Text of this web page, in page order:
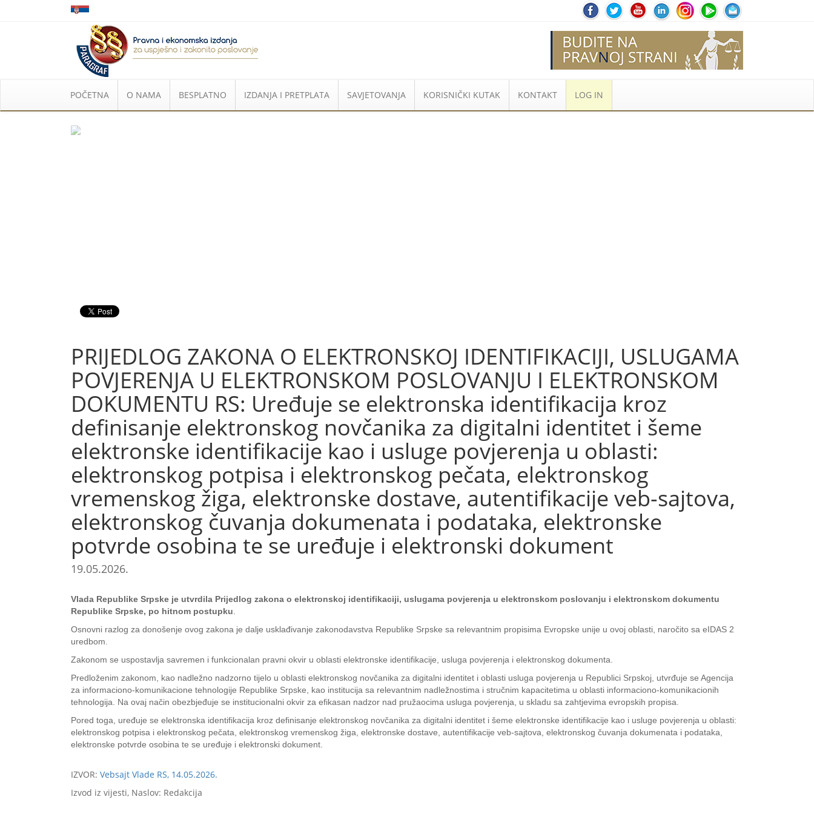
POČETNA O NAMA BESPLATNO IZDANJA I PRETPLATA SAVJETOVANJA KORISNIČKI KUTAK KONTAKT LOG IN
PRIJEDLOG ZAKONA O ELEKTRONSKOJ IDENTIFIKACIJI, USLUGAMA
POVJERENJA U ELEKTRONSKOM POSLOVANJU I ELEKTRONSKOM
DOKUMENTU RS: Uređuje se elektronska identifikacija kroz
definisanje elektronskog novčanika za digitalni identitet i šeme
elektronske identifikacije kao i usluge povjerenja u oblasti:
elektronskog potpisa i elektronskog pečata, elektronskog
vremenskog žiga, elektronske dostave, autentifikacije veb-sajtova,
elektronskog čuvanja dokumenata i podataka, elektronske
potvrde osobina te se uređuje i elektronski dokument
19.05.2026.
Vlada Republike Srpske je utvrdila Prijedlog zakona o elektronskoj identifikaciji, uslugama povjerenja u elektronskom poslovanju i elektronskom dokumentu
Republike Srpske, po hitnom postupku
Osnovni razlog za donošenje ovog zakona je dalje usklađivanje zakonodavstva Republike Srpske sa relevantnim propisima Evropske unije u ovoj oblasti, naročito sa eIDAS 2
uredbom.
Zakonom se uspostavlja savremen i funkcionalan pravni okvir u oblasti elektronske identifikacije, usluga povjerenja i elektronskog dokumenta.
Predloženim zakonom, kao nadležno nadzorno tijelo u oblasti elektronskog novčanika za digitalni identitet i oblasti usluga povjerenja u Republici Srpskoj, utvrđuje se Agencija
za informaciono-komunikacione tehnologije Republike Srpske, kao institucija sa relevantnim nadležnostima i stručnim kapacitetima u oblasti informaciono-komunikacionih
tehnologija. Na ovaj način obezbjeđuje se institucionalni okvir za efikasan nadzor nad pružaocima usluga povjerenja, u skladu sa zahtjevima evropskih propisa.
Pored toga, uređuje se elektronska identifikacija kroz definisanje elektronskog novčanika za digitalni identitet i šeme elektronske identifikacije kao i usluge povjerenja u oblasti:
elektronskog potpisa i elektronskog pečata, elektronskog vremenskog žiga, elektronske dostave, autentifikacije veb-sajtova, elektronskog čuvanja dokumenata i podataka,
elektronske potvrde osobina te se uređuje i elektronski dokument.
IZVOR: Vebsajt Vlade RS, 14.05.2026.
Izvod iz vijesti, Naslov: Redakcija